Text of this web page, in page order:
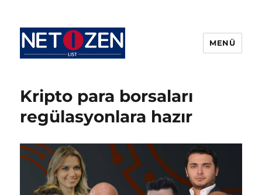
MENÜ
Kripto para borsaları
regülasyonlara hazır